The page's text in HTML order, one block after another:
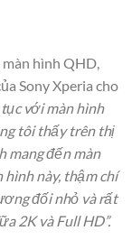
hình QHD,
Sony Xperia cho
với màn hình
tôi thấy trên thị
mang đến màn
này, thậm chí
đối nhỏ và rất
2K và Full HD”.